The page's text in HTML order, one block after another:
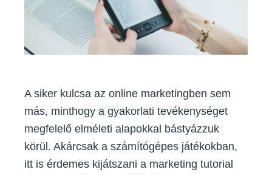
A siker kulcsa az online marketingben sem
más, minthogy a gyakorlati tevékenységet
megfelelő elméleti alapokkal bástyázzuk
körül. Akárcsak a számítógépes játékokban,
itt is érdemes kijátszani a marketing tutorial